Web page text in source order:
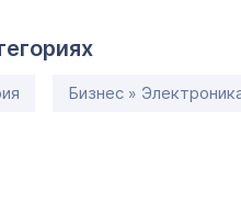
Бизнес »